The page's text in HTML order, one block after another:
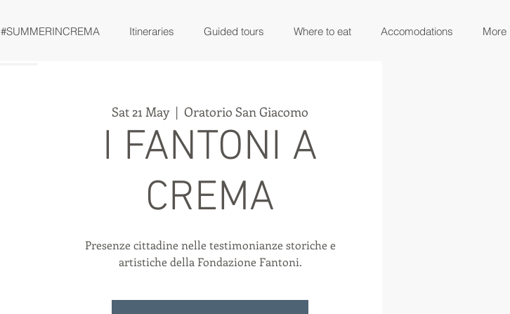
#SUMMERINCREMA Itineraries Guided tours Where to eat Accomodations More
Sat 21 May
  |
Oratorio San Giacomo
I FANTONI A
CREMA
Presenze cittadine nelle testimonianze storiche e
artistiche della Fondazione Fantoni.